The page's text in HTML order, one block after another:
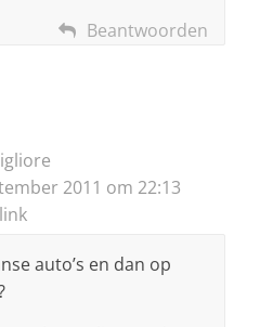
Beantwoorden
2011 om 22:13
auto’s en dan op